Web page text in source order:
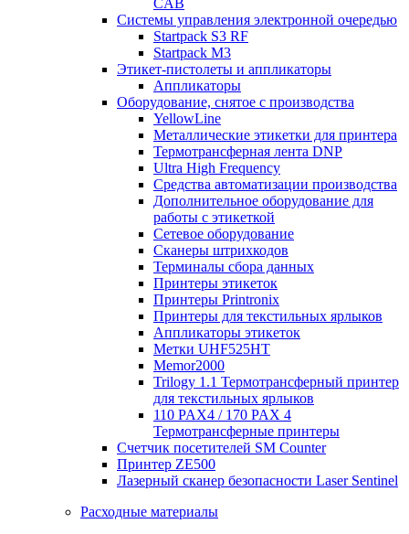
CAB
Системы управления электронной очередью
Startpack S3 RF
Startpack M3
Этикет-пистолеты и аппликаторы
Аппликаторы
Оборудование, снятое с производства
YellowLine
Металлические этикетки для принтера
Термотрансферная лента DNP
Ultra High Frequency
Средства автоматизации производства
Дополнительное оборудование для
работы с этикеткой
Сетевое оборудование
Сканеры штрихкодов
Терминалы сбора данных
Принтеры этикеток
Принтеры Printronix
Принтеры для текстильных ярлыков
Аппликаторы этикеток
Метки UHF525HT
Memor2000
Trilogy 1.1 Термотрансферный принтер
для текстильных ярлыков
110 PAX4 / 170 PAX 4
Термотрансферные принтеры
Счетчик посетителей SM Counter
Принтер ZE500
Лазерный сканер безопасности Laser Sentinel
Расходные материалы